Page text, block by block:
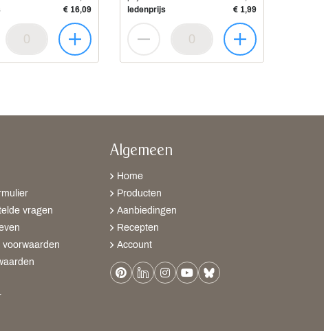
€ 16,09
ledenprijs
€ 1,99
vragen
voorwaarden
Algemeen
Home
Producten
Aanbiedingen
Recepten
Account